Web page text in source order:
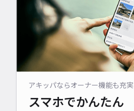
アキッパならオーナー機能も充実
スマホでかんたん